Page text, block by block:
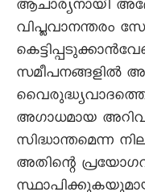
ആചാര്യനായി
വിപ്ലവാനന്തരം
സമീപനങ്ങളിൽ
അഗാധമായ
സിദ്ധാന്തമെന്ന
അതിന്റെ